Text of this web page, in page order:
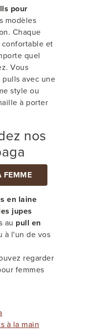
pour
modèles
Chaque
et
quel
Vous
avec une
style ou
à porter
nos
FEMME
en laine
jupes
au pull en
à l'un de vos
regarder
femmes
à la main